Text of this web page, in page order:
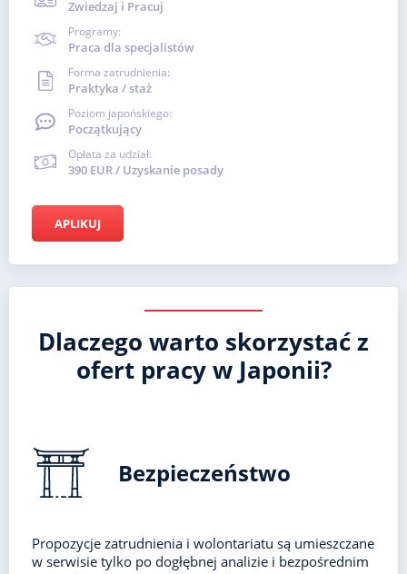
Zwiedzaj i Pracuj
Programy:
Praca dla specjalistów
Forma zatrudnienia:
Praktyka / staż
Poziom japońskiego:
Początkujący
Opłata za udział:
390 EUR / Uzyskanie posady
APLIKUJ
Dlaczego warto skorzystać z
ofert pracy w Japonii?
Bezpieczeństwo
Propozycje zatrudnienia i wolontariatu są umieszczane
w serwisie tylko po dogłębnej analizie i bezpośrednim